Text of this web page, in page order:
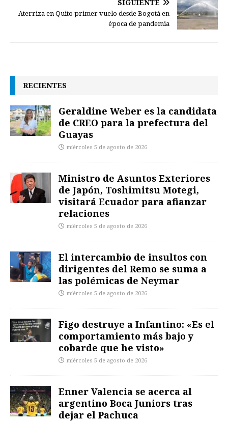
SIGUIENTE
Aterriza en Quito primer vuelo desde Bogotá en
época de pandemia
RECIENTES
Geraldine Weber es la candidata
de CREO para la prefectura del
Guayas
miércoles 5 de agosto de 2026
Ministro de Asuntos Exteriores
de Japón, Toshimitsu Motegi,
visitará Ecuador para afianzar
relaciones
miércoles 5 de agosto de 2026
El intercambio de insultos con
dirigentes del Remo se suma a
las polémicas de Neymar
miércoles 5 de agosto de 2026
Figo destruye a Infantino: «Es el
comportamiento más bajo y
cobarde que he visto»
miércoles 5 de agosto de 2026
Enner Valencia se acerca al
argentino Boca Juniors tras
dejar el Pachuca